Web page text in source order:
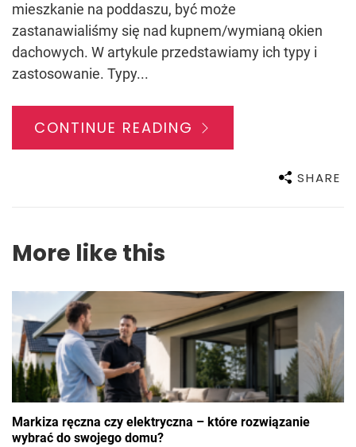
mieszkanie na poddaszu, być może
zastanawialiśmy się nad kupnem/wymianą okien
dachowych. W artykule przedstawiamy ich typy i
zastosowanie. Typy...
CONTINUE READING
SHARE
More like this
Markiza ręczna czy elektryczna – które rozwiązanie
wybrać do swojego domu?